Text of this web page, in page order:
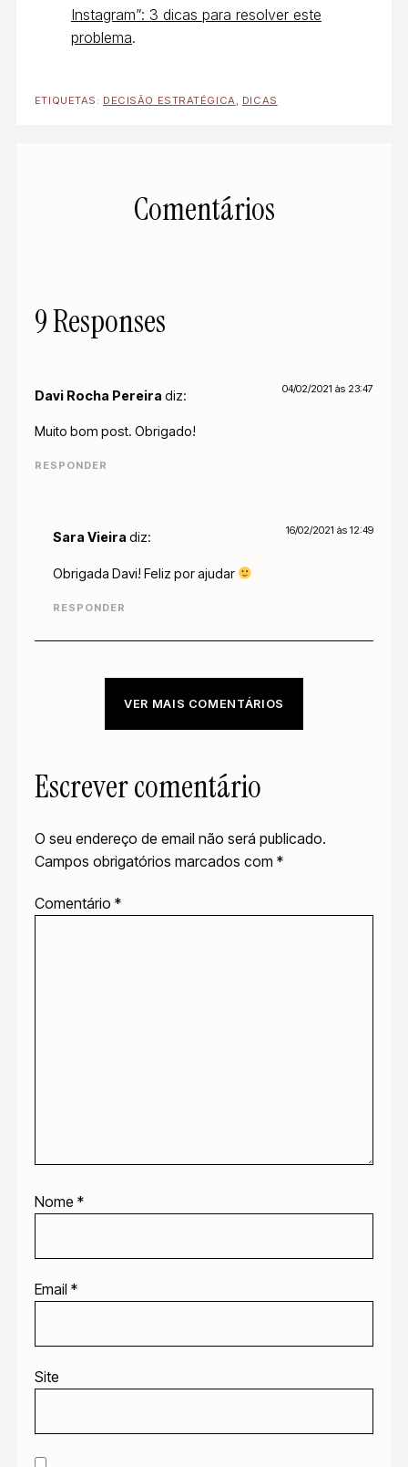
Instagram”: 3 dicas para resolver este
problema.
ETIQUETAS: DECISÃO ESTRATÉGICA DICAS
Comentários
9 Responses
Davi Rocha Pereira diz: 04/02/2021 às 23:47
Muito bom post. Obrigado!
RESPONDER
Sara Vieira diz: 16/02/2021 às 12:49
Obrigada Davi! Feliz por ajudar
RESPONDER
VER MAIS COMENTÁRIOS
Escrever comentário
O seu endereço de email não será publicado.
Campos obrigatórios marcados com *
Comentário *
Nome *
Email *
Site